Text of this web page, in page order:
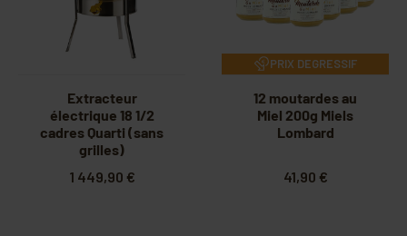
Extracteur
électrique 18 1/2
cadres Quarti (sans
grilles)
1 449,90 €
PRIX DEGRESSIF
12 moutardes au
Miel 200g Miels
Lombard
41,90 €